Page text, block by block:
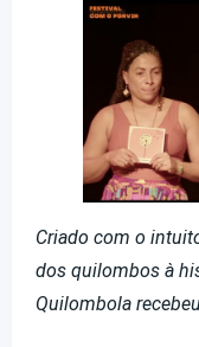
Criado com o
dos quilombos à
Quilombola